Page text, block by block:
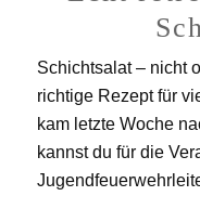
Schichtsalat – nicht
richtige Rezept für
kam letzte Woche
kannst du für die